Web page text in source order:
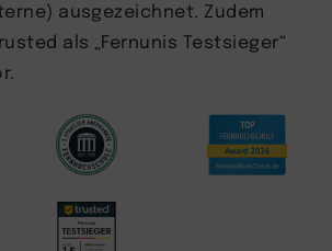
ausgezeichnet. Zudem
als „Fernunis Testsieger“